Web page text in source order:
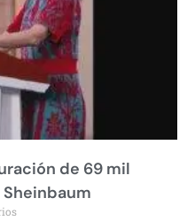
de 69 mil